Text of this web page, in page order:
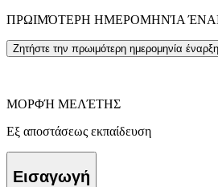
ΠΡΩΙΜΌΤΕΡΗ ΗΜΕΡΟΜΗΝΊΑ
Ζητήστε την πρωιμότερη ημερομηνία
ΜΟΡΦΉ ΜΕΛΈΤΗΣ
Εξ αποστάσεως εκπαίδευση
Εισαγωγή